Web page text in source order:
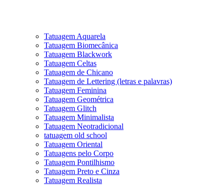
Tatuagem Aquarela
Tatuagem Biomecânica
Tatuagem Blackwork
Tatuagem Celtas
Tatuagem de Chicano
Tatuagem de Lettering (letras e palavras)
Tatuagem Feminina
Tatuagem Geométrica
Tatuagem Glitch
Tatuagem Minimalista
Tatuagem Neotradicional
tatuagem old school
Tatuagem Oriental
Tatuagens pelo Corpo
Tatuagem Pontilhismo
Tatuagem Preto e Cinza
Tatuagem Realista